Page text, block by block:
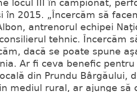
locul III în campionat,
în 2015. „Încercăm să
antrenorul echipei
tehnic. Încercăm
dacă se poate spune
Ar fi ceva benefic
din Prundu Bârgăului,
mediul rural, ar ajunge să